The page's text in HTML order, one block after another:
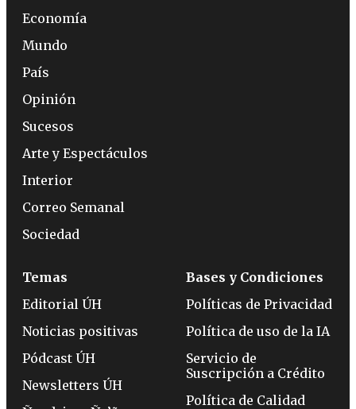
Economía
Mundo
País
Opinión
Sucesos
Arte y Espectáculos
Interior
Correo Semanal
Sociedad
Temas
Editorial ÚH
Noticias positivas
Pódcast ÚH
Newsletters ÚH
Bases y Condiciones
Políticas de Privacidad
Política de uso de la IA
Servicio de
Suscripción a Crédito
Política de Calidad